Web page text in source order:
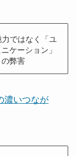
ではなく「ユ
ケーション」
弊害
濃いつなが